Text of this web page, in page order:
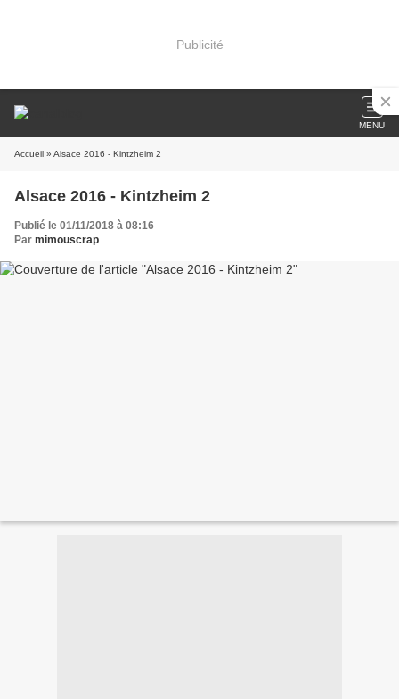
Publicité
MENU
Accueil » Alsace 2016 - Kintzheim 2
Alsace 2016 - Kintzheim 2
Publié le 01/11/2018 à 08:16
Par mimouscrap